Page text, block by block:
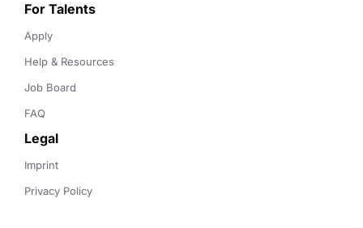
For Talents
Apply
Help & Resources
Job Board
FAQ
Legal
Imprint
Privacy Policy